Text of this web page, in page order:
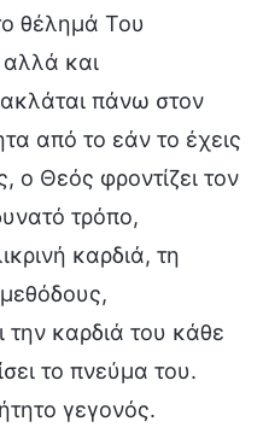
θέλημά Του
και
πάνω στον
από το εάν το έχεις
ο Θεός φροντίζει τον
τρόπο,
καρδιά, τη
την καρδιά του κάθε
το πνεύμα του.
γεγονός.